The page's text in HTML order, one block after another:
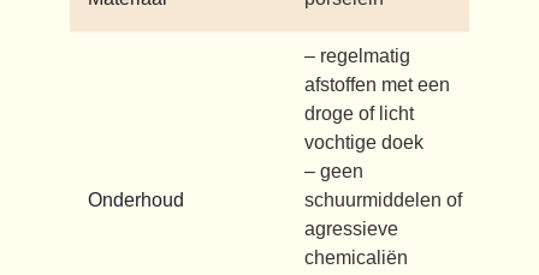
Onderhoud
– regelmatig
afstoffen met een
droge of licht
vochtige doek
– geen
schuurmiddelen of
agressieve
chemicaliën